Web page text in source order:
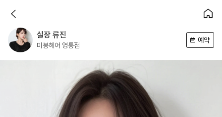
실장 류진
미봉헤어 영통점
예약